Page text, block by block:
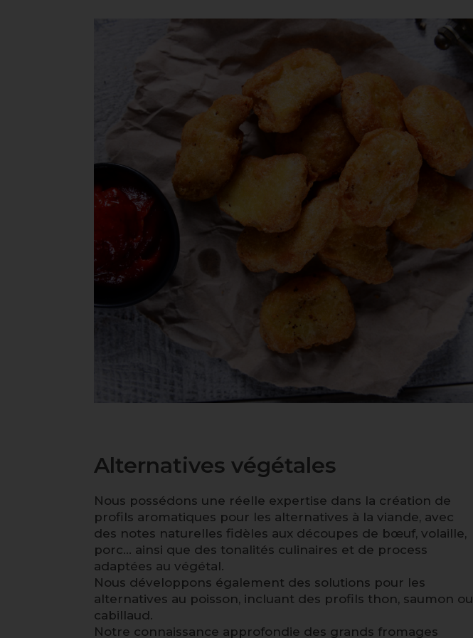
Alternatives végétales
Nous possédons une réelle expertise dans la création de
profils aromatiques pour les alternatives à la viande, avec
des notes naturelles fidèles aux découpes de bœuf, volaille,
porc… ainsi que des tonalités culinaires et de process
adaptées au végétal.
Nous développons également des solutions pour les
alternatives au poisson, incluant des profils thon, saumon ou
cabillaud.
Notre connaissance approfondie des grands fromages